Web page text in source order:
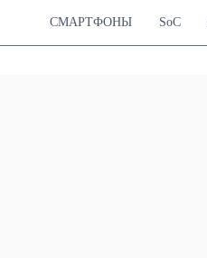
СМАРТФОНЫ SoC